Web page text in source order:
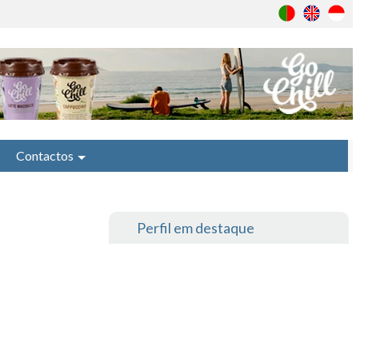
Contactos
Perfil em destaque